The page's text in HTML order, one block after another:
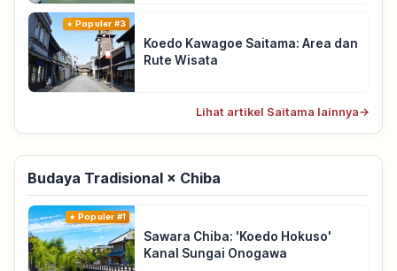
Populer #3
Koedo Kawagoe Saitama: Area dan
Rute Wisata
Lihat artikel Saitama lainnya→
Budaya Tradisional × Chiba
Populer #1
Sawara Chiba: 'Koedo Hokuso'
Kanal Sungai Onogawa